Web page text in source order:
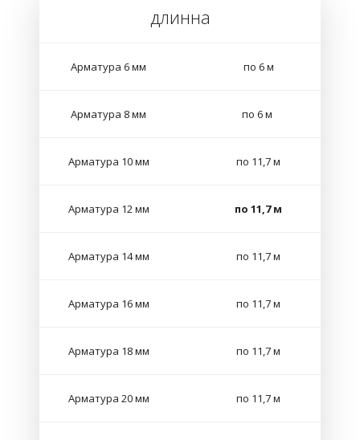
длинна
Арматура 6 мм по 6 м
Арматура 8 мм по 6 м
Арматура 10 мм по 11,7 м
Арматура 12 мм по 11,7 м
Арматура 14 мм по 11,7 м
Арматура 16 мм по 11,7 м
Арматура 18 мм по 11,7 м
Арматура 20 мм по 11,7 м